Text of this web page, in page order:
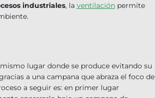
industriales, la ventilaciónpermite
lugar donde se produce evitando su
a una campana que abraza el foco de
a seguir es: en primer lugar